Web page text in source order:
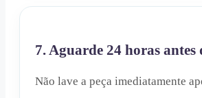
7. Aguarde 24 horas antes
Não lave a peça imediatamente